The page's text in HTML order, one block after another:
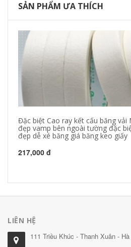
SẢN PHẨM ƯA THÍCH
Đặc biệt Cao ray kết cấu băng
đẹp vamp bên ngoài tường đặc
đẹp dễ xé băng giá băng keo giấy
217,000 đ
LIÊN HỆ
111 Triều Khúc - Thanh Xuân - Hà